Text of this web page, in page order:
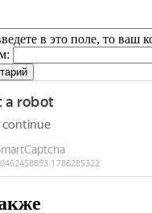
в это поле, то ваш